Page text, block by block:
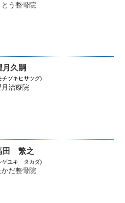
とう整骨院
月久嗣
チヅキヒサツグ)
月治療院
田 繁之
ゲユキ タカダ)
かだ整骨院